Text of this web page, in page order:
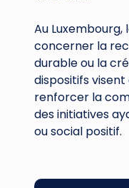
Au
concerner la
durable ou la
dispositifs visent
renforcer la
des initiatives
ou social positif.